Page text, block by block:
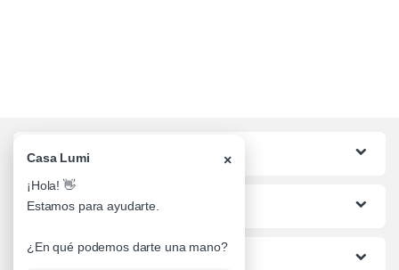
Categorias
Lo mas buscado
Informacion al Cliente
Casa Lumi ×
¡Hola! 👋
Estamos para ayudarte.
¿En qué podemos darte una mano?